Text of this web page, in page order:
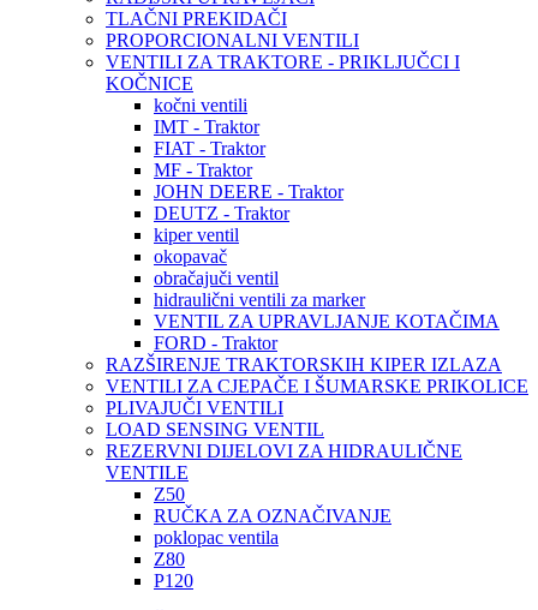
TLAČNI PREKIDAČI
PROPORCIONALNI VENTILI
VENTILI ZA TRAKTORE - PRIKLJUČCI I
KOČNICE
kočni ventili
IMT - Traktor
FIAT - Traktor
MF - Traktor
JOHN DEERE - Traktor
DEUTZ - Traktor
kiper ventil
okopavač
obračajuči ventil
hidraulični ventili za marker
VENTIL ZA UPRAVLJANJE KOTAČIMA
FORD - Traktor
RAZŠIRENJE TRAKTORSKIH KIPER IZLAZA
VENTILI ZA CJEPAČE I ŠUMARSKE PRIKOLICE
PLIVAJUČI VENTILI
LOAD SENSING VENTIL
REZERVNI DIJELOVI ZA HIDRAULIČNE
VENTILE
Z50
RUČKA ZA OZNAČIVANJE
poklopac ventila
Z80
P120